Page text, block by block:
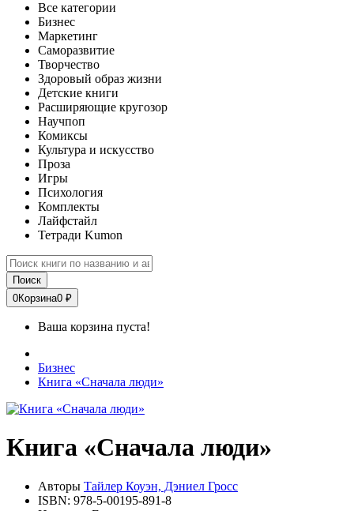
Все категории
Бизнес
Маркетинг
Саморазвитие
Творчество
Здоровый образ жизни
Детские книги
Расширяющие кругозор
Научпоп
Комиксы
Культура и искусство
Проза
Игры
Психология
Комплекты
Лайфстайл
Тетради Kumon
Поиск
0Корзина0 ₽
Ваша корзина пуста!
Бизнес
Книга «Сначала люди»
Книга «Сначала люди»
Авторы Тайлер Коуэн, Дэниел Гросс
ISBN: 978-5-00195-891-8